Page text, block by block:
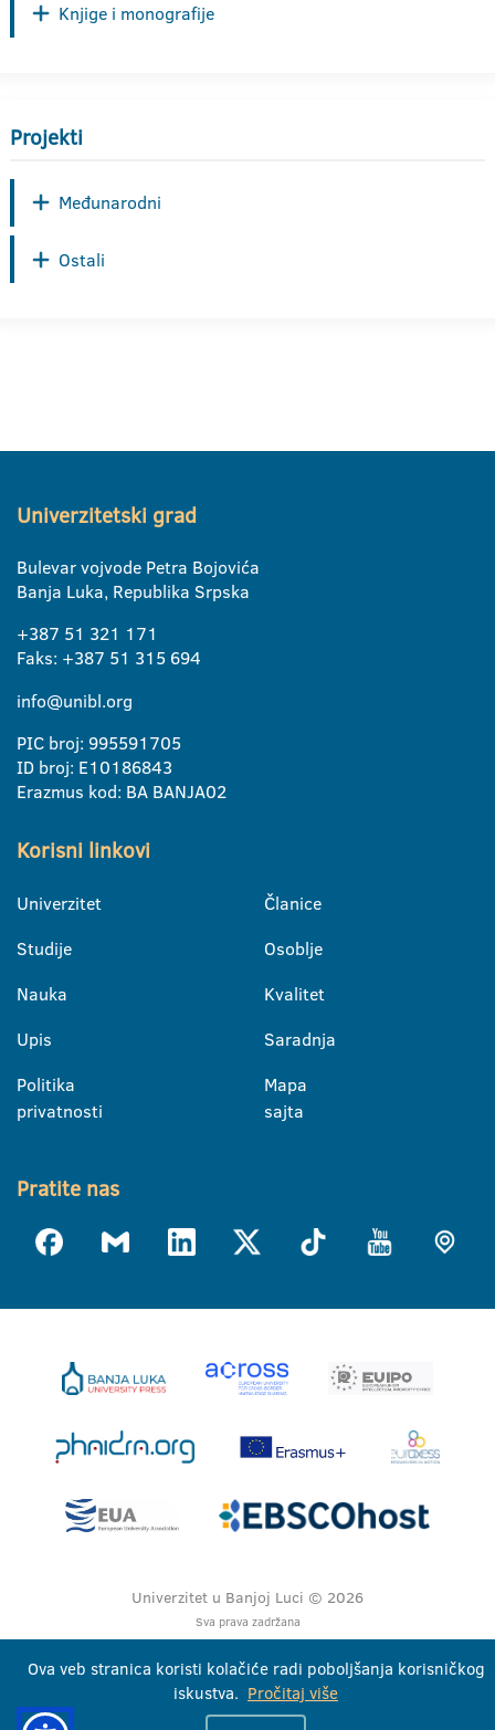
Knjige i monografije
Projekti
Međunarodni
Ostali
Univerzitetski grad
Bulevar vojvode Petra Bojovića
Banja Luka, Republika Srpska
+387 51 321 171
Faks: +387 51 315 694
info@unibl.org
PIC broj: 995591705
ID broj: E10186843
Erazmus kod: BA BANJA02
Korisni linkovi
Univerzitet
Studije
Nauka
Upis
Politika
privatnosti
Članice
Osoblje
Kvalitet
Saradnja
Mapa
sajta
Pratite nas
Univerzitet u Banjoj Luci © 2026
Sva prava zadržana
Ova veb stranica koristi kolačiće radi poboljšanja korisničkog
iskustva. Pročitaj više